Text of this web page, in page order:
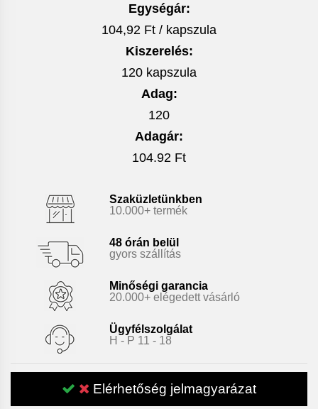
Egységár:
104,92 Ft / kapszula
Kiszerelés:
120 kapszula
Adag:
120
Adagár:
104.92 Ft
Szaküzletünkben
10.000+ termék
48 órán belül
gyors szállítás
Minőségi garancia
20.000+ elégedett vásárló
Ügyfélszolgálat
H - P 11 - 18
Elérhetőség jelmagyarázat